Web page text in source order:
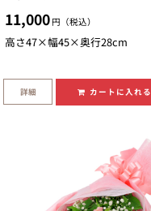
11,000 円（税込）
高さ47×幅45×奥行28cm
詳細 カートに入れる